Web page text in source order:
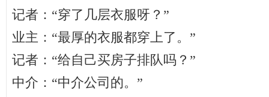
记者：“穿了几层衣服呀？”
业主：“最厚的衣服都穿上了。”
记者：“给自己买房子排队吗？”
中介：“中介公司的。”